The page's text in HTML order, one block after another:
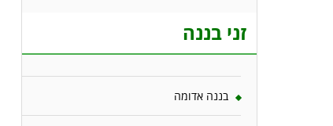
זני בננה
בננה אדומה